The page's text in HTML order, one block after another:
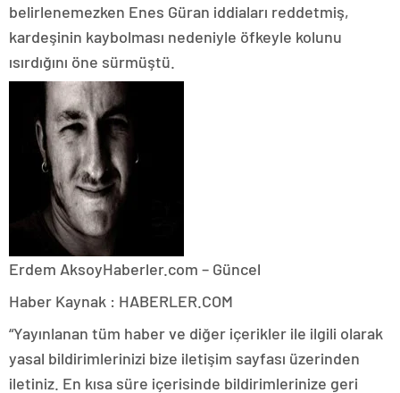
belirlenemezken Enes Güran iddiaları reddetmiş,
kardeşinin kaybolması nedeniyle öfkeyle kolunu
ısırdığını öne sürmüştü.
Erdem AksoyHaberler.com – Güncel
Haber Kaynak : HABERLER.COM
“Yayınlanan tüm haber ve diğer içerikler ile ilgili olarak
yasal bildirimlerinizi bize iletişim sayfası üzerinden
iletiniz. En kısa süre içerisinde bildirimlerinize geri